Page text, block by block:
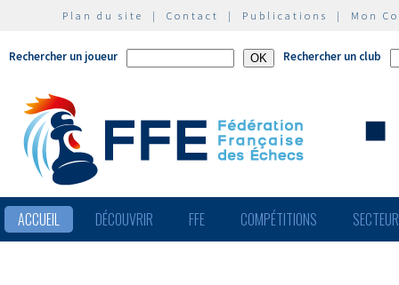
Plan du site | Contact | Publications | Mon
Rechercher un joueur Rechercher un club
ACCUEIL DÉCOUVRIR FFE COMPÉTITIONS